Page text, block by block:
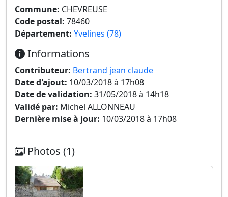
Commune: CHEVREUSE
Code postal: 78460
Département: Yvelines (78)
Informations
Contributeur: Bertrand jean claude
Date d'ajout: 10/03/2018 à 17h08
Date de validation: 31/05/2018 à 14h18
Validé par: Michel ALLONNEAU
Dernière mise à jour: 10/03/2018 à 17h08
Photos (1)